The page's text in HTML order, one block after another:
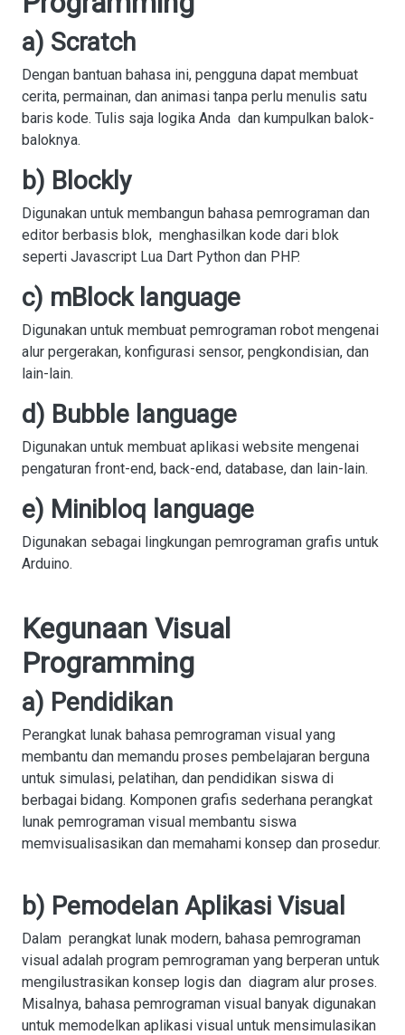
a) Scratch
Dengan bantuan bahasa ini, pengguna dapat membuat
cerita, permainan, dan animasi tanpa perlu menulis satu
baris kode. Tulis saja logika Anda dan kumpulkan balok-
baloknya.
b) Blockly
Digunakan untuk membangun bahasa pemrograman dan
editor berbasis blok, menghasilkan kode dari blok
seperti Javascript Lua Dart Python dan PHP.
c) mBlock language
Digunakan untuk membuat pemrograman robot mengenai
alur pergerakan, konfigurasi sensor, pengkondisian, dan
lain-lain.
d) Bubble language
Digunakan untuk membuat aplikasi website mengenai
pengaturan front-end, back-end, database, dan lain-lain.
e) Minibloq language
Digunakan sebagai lingkungan pemrograman grafis untuk
Arduino.
Kegunaan Visual
Programming
a) Pendidikan
Perangkat lunak bahasa pemrograman visual yang
membantu dan memandu proses pembelajaran berguna
untuk simulasi, pelatihan, dan pendidikan siswa di
berbagai bidang. Komponen grafis sederhana perangkat
lunak pemrograman visual membantu siswa
memvisualisasikan dan memahami konsep dan prosedur.
b) Pemodelan Aplikasi Visual
Dalam perangkat lunak modern, bahasa pemrograman
visual adalah program pemrograman yang berperan untuk
mengilustrasikan konsep logis dan diagram alur proses.
Misalnya, bahasa pemrograman visual banyak digunakan
untuk memodelkan aplikasi visual untuk mensimulasikan